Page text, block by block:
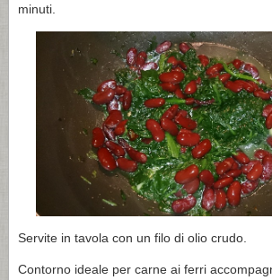
minuti.
Servite in tavola con un filo di olio crudo.
Contorno ideale per carne ai ferri